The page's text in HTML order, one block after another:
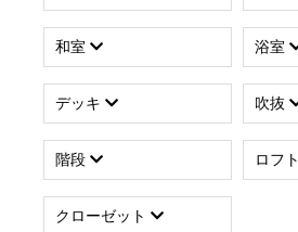
和室 浴室
デッキ 吹抜
階段 ロフト
クローゼット